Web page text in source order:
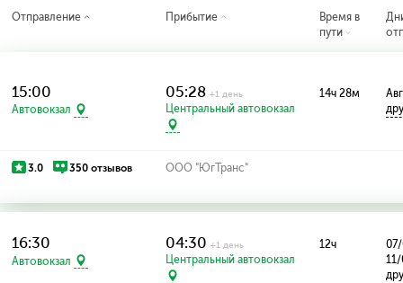
Отправление Прибытие
Время в
пути
15:00
Автовокзал
05:28+1 день
Центральный автовокзал
14ч 28м
3.0 350 отзывов ООО "ЮгТранс"
16:30
Автовокзал
04:30+1 день
Центральный автовокзал
12ч